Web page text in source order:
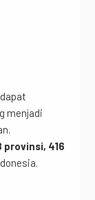
menjadi
provinsi, 416